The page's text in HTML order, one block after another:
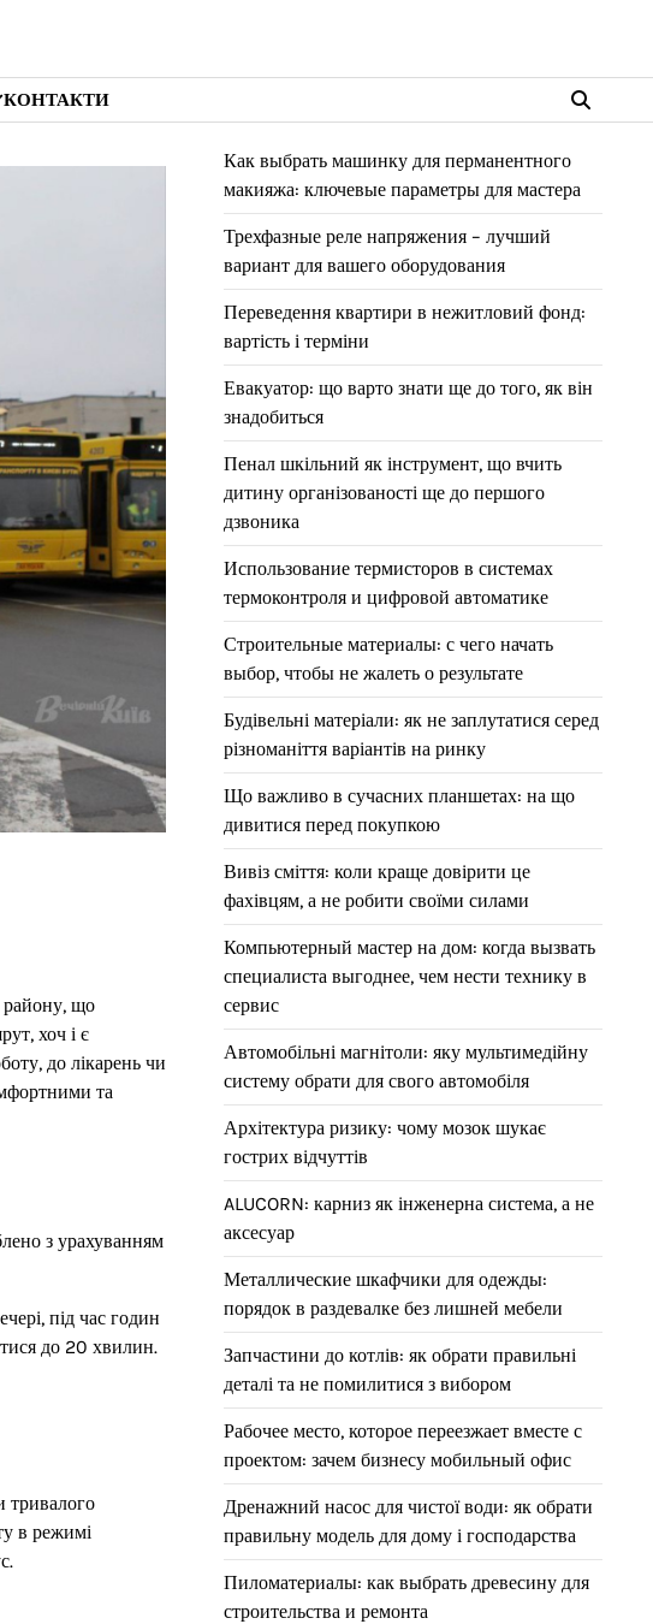
КОНТАКТИ
району, що
хоч і є
до лікарень чи
та
з урахуванням
під час годин
до 20 хвилин.
тривалого
в режимі
Как выбрать машинку для перманентного
макияжа: ключевые параметры для мастера
Трехфазные реле напряжения – лучший
вариант для вашего оборудования
Переведення квартири в нежитловий фонд:
вартість і терміни
Евакуатор: що варто знати ще до того, як він
знадобиться
Пенал шкільний як інструмент, що вчить
дитину організованості ще до першого
дзвоника
Использование термисторов в системах
термоконтроля и цифровой автоматике
Строительные материалы: с чего начать
выбор, чтобы не жалеть о результате
Будівельні матеріали: як не заплутатися серед
різноманіття варіантів на ринку
Що важливо в сучасних планшетах: на що
дивитися перед покупкою
Вивіз сміття: коли краще довірити це
фахівцям, а не робити своїми силами
Компьютерный мастер на дом: когда вызвать
специалиста выгоднее, чем нести технику в
сервис
Автомобільні магнітоли: яку мультимедійну
систему обрати для свого автомобіля
Архітектура ризику: чому мозок шукає
гострих відчуттів
ALUCORN: карниз як інженерна система, а не
аксесуар
Металлические шкафчики для одежды:
порядок в раздевалке без лишней мебели
Запчастини до котлів: як обрати правильні
деталі та не помилитися з вибором
Рабочее место, которое переезжает вместе с
проектом: зачем бизнесу мобильный офис
Дренажний насос для чистої води: як обрати
правильну модель для дому і господарства
Пиломатериалы: как выбрать древесину для
строительства и ремонта